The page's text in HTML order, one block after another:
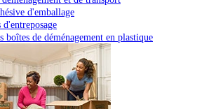
d'emballage
boîtes de déménagement en plastique